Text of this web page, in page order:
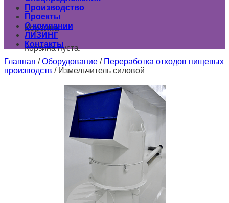
0
Корзина
Корзина пуста.
Производство
Проекты
О компании
ЛИЗИНГ
Контакты
Главная / Оборудование / Переработка отходов пищевых
производств /Измельчитель силовой